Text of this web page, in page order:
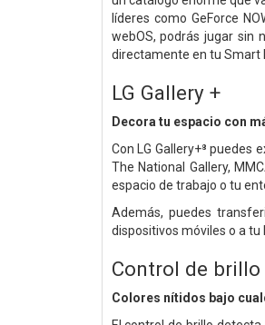
líderes como GeForce
webOS, podrás jugar sin
directamente en tu Smart
LG Gallery +
Decora tu espacio con
Con LG Gallery+⁸
The National Gallery,
espacio de trabajo o tu
Además, puedes
dispositivos móviles o a
Control de brillo
Colores nítidos bajo